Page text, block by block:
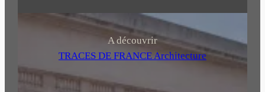
r
A découvrir
TRACES DE FRANCE Architecture